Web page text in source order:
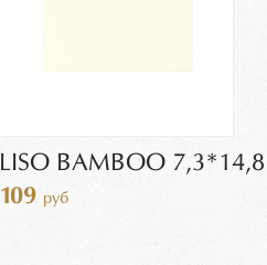
LISO BAMBOO 7,3*14,8
109 руб